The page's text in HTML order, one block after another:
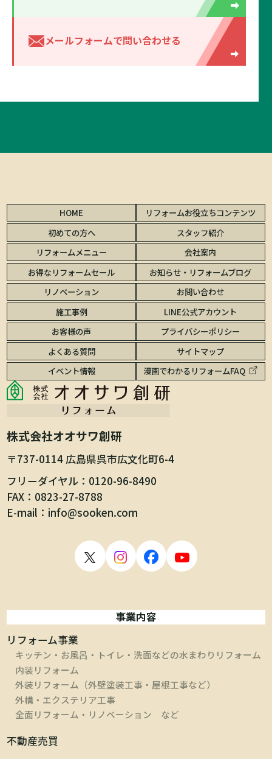
メールフォームで問い合わせる
HOME
初めての方へ
リフォームメニュー
お得なリフォームセール
リノベーション
施工事例
お客様の声
よくある質問
イベント情報
リフォームお役立ちコンテンツ
スタッフ紹介
会社案内
お知らせ・リフォームブログ
お問い合わせ
LINE公式アカウント
プライバシーポリシー
サイトマップ
漫画でわかるリフォームFAQ
株式会社オオサワ創研
〒737-0114 広島県呉市広文化町6-4
フリーダイヤル
0120-96-8490
FAX
0823-27-8788
E-mail
info@sooken.com
事業内容
リフォーム事業
キッチン・お風呂・トイレ・洗面などの水まわりリフォーム
内装リフォーム
外装リフォーム（外壁塗装工事・屋根工事など）
外構・エクステリア工事
全面リフォーム・リノベーション など
不動産売買